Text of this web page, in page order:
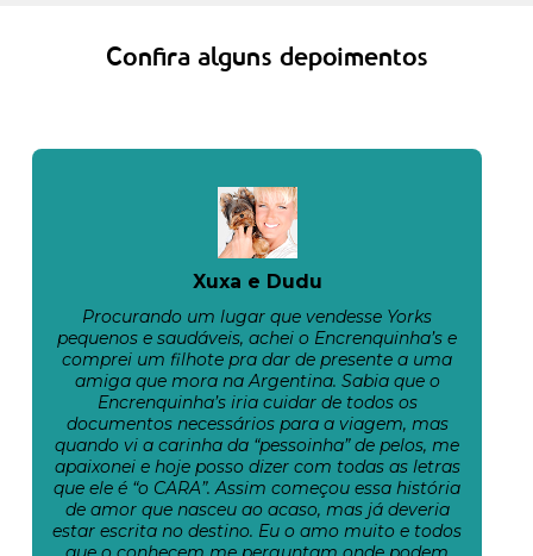
Confira alguns depoimentos
Xuxa e Dudu
Procurando um lugar que vendesse Yorks
pequenos e saudáveis, achei o Encrenquinha’s e
comprei um filhote pra dar de presente a uma
amiga que mora na Argentina. Sabia que o
Encrenquinha’s iria cuidar de todos os
documentos necessários para a viagem, mas
quando vi a carinha da “pessoinha” de pelos, me
apaixonei e hoje posso dizer com todas as letras
que ele é “o CARA”. Assim começou essa história
de amor que nasceu ao acaso, mas já deveria
estar escrita no destino. Eu o amo muito e todos